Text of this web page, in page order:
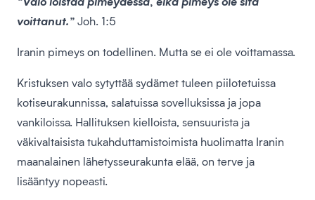
voittanut.”Joh. 1:5
Iranin pimeys on todellinen. Mutta se ei ole voittamassa.
Kristuksen valo sytyttää sydämet tuleen piilotetuissa
kotiseurakunnissa, salatuissa sovelluksissa ja jopa
vankiloissa. Hallituksen kielloista, sensuurista ja
väkivaltaisista tukahduttamistoimista huolimatta Iranin
maanalainen lähetysseurakunta elää, on terve ja
lisääntyy nopeasti.